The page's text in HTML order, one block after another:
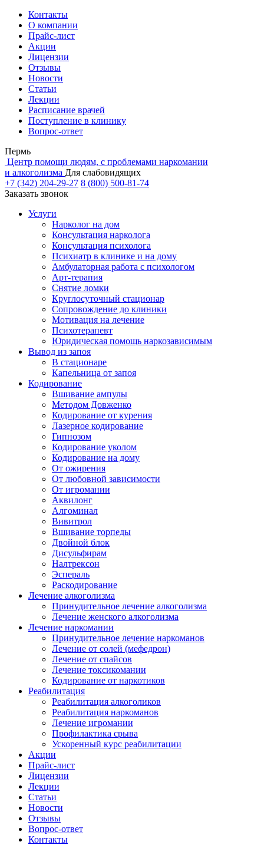
Контакты
О компании
Прайс-лист
Акции
Лицензии
Отзывы
Новости
Статьи
Лекции
Расписание врачей
Поступление в клинику
Вопрос-ответ
Пермь
Центр помощи людям, с проблемами наркомании
и алкоголизма Для слабовидящих
+7 (342) 204-29-27 8 (800) 500-81-74
Заказать звонок
Услуги
Нарколог на дом
Консультация нарколога
Консультация психолога
Психиатр в клинике и на дому
Амбулаторная работа с психологом
Арт-терапия
Снятие ломки
Круглосуточный стационар
Сопровождение до клиники
Мотивация на лечение
Психотерапевт
Юридическая помощь наркозависимым
Вывод из запоя
В стационаре
Капельница от запоя
Кодирование
Вшивание ампулы
Методом Довженко
Кодирование от курения
Лазерное кодирование
Гипнозом
Кодирование уколом
Кодирование на дому
От ожирения
От любовной зависимости
От игромании
Аквилонг
Алгоминал
Вивитрол
Вшивание торпеды
Двойной блок
Дисульфирам
Налтрексон
Эспераль
Раскодирование
Лечение алкоголизма
Принудительное лечение алкоголизма
Лечение женского алкоголизма
Лечение наркомании
Принудительное лечение наркоманов
Лечение от солей (мефедрон)
Лечение от спайсов
Лечение токсикомании
Кодирование от наркотиков
Реабилитация
Реабилитация алкоголиков
Реабилитация наркоманов
Лечение игромании
Профилактика срыва
Ускоренный курс реабилитации
Акции
Прайс-лист
Лицензии
Лекции
Статьи
Новости
Отзывы
Вопрос-ответ
Контакты